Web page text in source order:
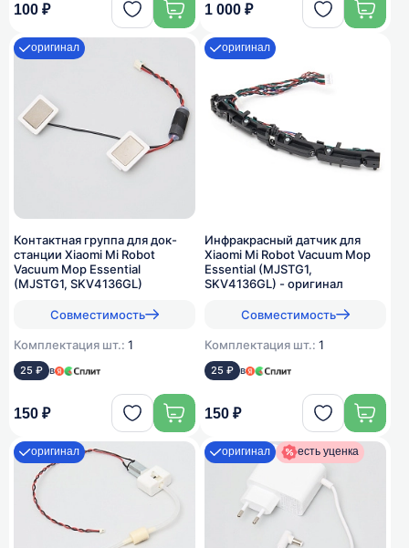
100 ₽ 1 000 ₽
Контактная группа для док-
станции Xiaomi Mi Robot
Vacuum Mop Essential
(MJSTG1, SKV4136GL)
Совместимость
Комплектация шт.: 1
25 ₽ в
оригинал
150 ₽
Инфракрасный датчик для
Xiaomi Mi Robot Vacuum Mop
Essential (MJSTG1,
SKV4136GL) - оригинал
Совместимость
Комплектация шт.: 1
25 ₽ в
оригинал
150 ₽
оригинал оригинал есть уценка